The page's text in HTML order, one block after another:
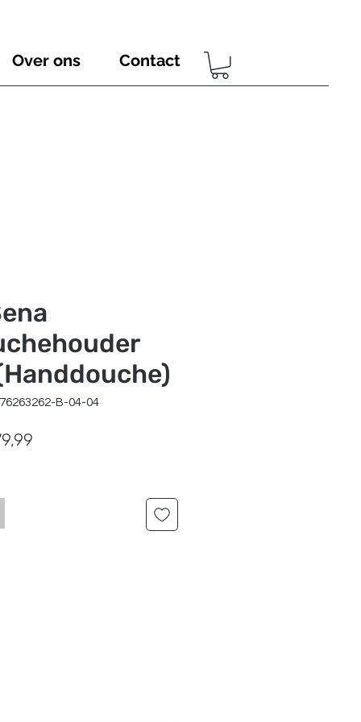
Over ons Contact
B-04-04